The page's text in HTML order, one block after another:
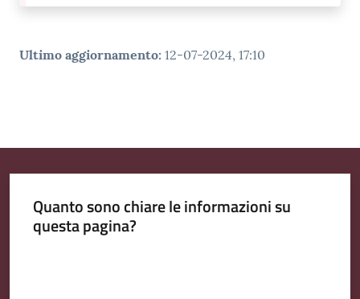
Ultimo aggiornamento: 12-07-2024, 17:10
Quanto sono chiare le informazioni su
questa pagina?